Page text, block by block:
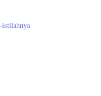
istilahnya